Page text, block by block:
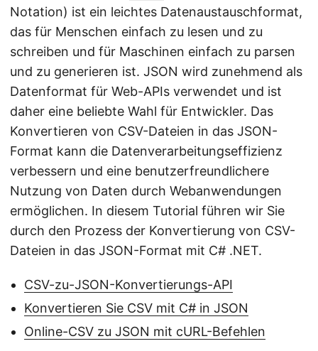
Notation) ist ein leichtes Datenaustauschformat,
das für Menschen einfach zu lesen und zu
schreiben und für Maschinen einfach zu parsen
und zu generieren ist. JSON wird zunehmend als
Datenformat für Web-APIs verwendet und ist
daher eine beliebte Wahl für Entwickler. Das
Konvertieren von CSV-Dateien in das JSON-
Format kann die Datenverarbeitungseffizienz
verbessern und eine benutzerfreundlichere
Nutzung von Daten durch Webanwendungen
ermöglichen. In diesem Tutorial führen wir Sie
durch den Prozess der Konvertierung von CSV-
Dateien in das JSON-Format mit C# .NET.
CSV-zu-JSON-Konvertierungs-API
Konvertieren Sie CSV mit C# in JSON
Online-CSV zu JSON mit cURL-Befehlen